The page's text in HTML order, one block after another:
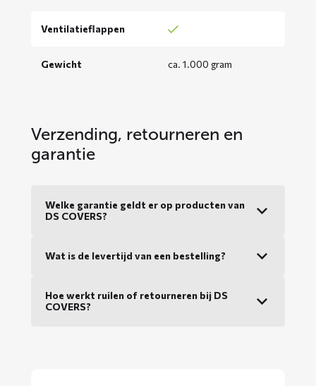
Ventilatieflappen
Gewicht ca. 1.000 gram
Verzending, retourneren en
garantie
Welke garantie geldt er op producten van
DS COVERS?
Wat is de levertijd van een bestelling?
Hoe werkt ruilen of retourneren bij DS
COVERS?